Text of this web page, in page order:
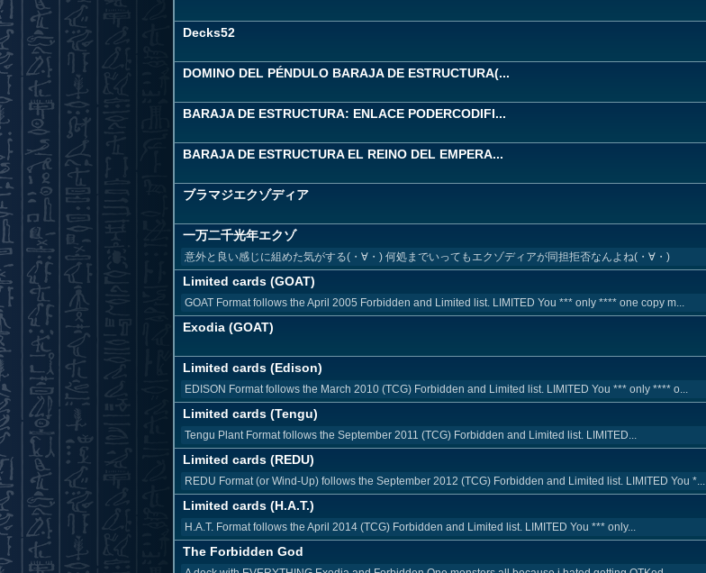
Decks52
DOMINO DEL PÉNDULO BARAJA DE ESTRUCTURA(...
BARAJA DE ESTRUCTURA: ENLACE PODERCODIFI...
BARAJA DE ESTRUCTURA EL REINO DEL EMPERA...
ブラマジエクゾディア
一万二千光年エクゾ
意外と良い感じに組めた気がする(・∀・) 何処までいってもエクゾディアが同担拒否なんよね(・∀・)
Limited cards (GOAT)
GOAT Format follows the April 2005 Forbidden and Limited list. LIMITED You *** only **** one copy m...
Exodia (GOAT)
Limited cards (Edison)
EDISON Format follows the March 2010 (TCG) Forbidden and Limited list. LIMITED You *** only **** o...
Limited cards (Tengu)
Tengu Plant Format follows the September 2011 (TCG) Forbidden and Limited list. LIMITED...
Limited cards (REDU)
REDU Format (or Wind-Up) follows the September 2012 (TCG) Forbidden and Limited list. LIMITED You *...
Limited cards (H.A.T.)
H.A.T. Format follows the April 2014 (TCG) Forbidden and Limited list. LIMITED You *** only...
The Forbidden God